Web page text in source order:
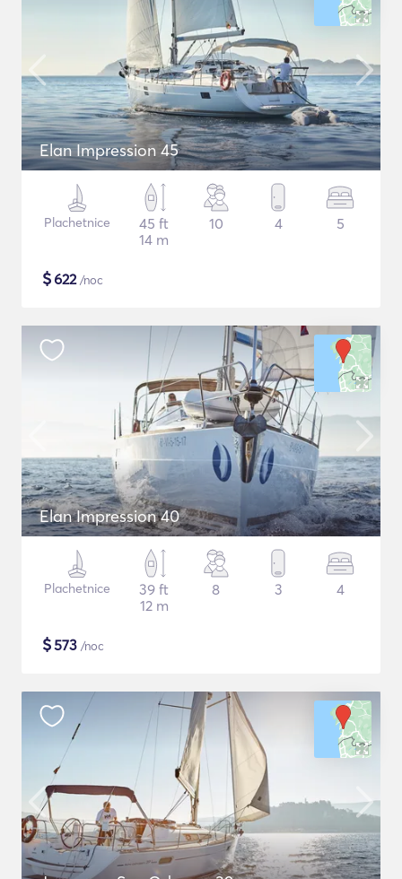
Elan Impression 45
Plachetnice
45 ft
14 m
10 4 5
$622/noc
Elan Impression 40
Plachetnice
39 ft
12 m
8 3 4
$573 /noc